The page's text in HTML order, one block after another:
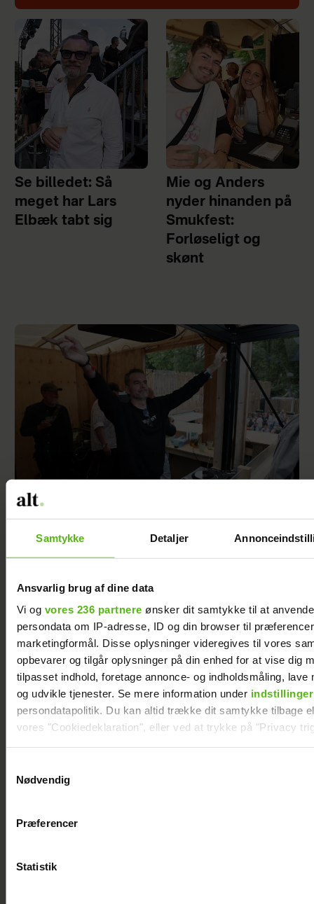
Samtykke Detaljer
Ansvarlig brug af dine data
Vi og vores 236 partnere ønsker dit samtykke til at
persondata om IP-adresse, ID og din browser til
marketingformål. Disse oplysninger videregives til vores
opbevarer og tilgår oplysninger på din enhed for at vise dig
tilpasset indhold, foretage annonce- og indholdsmåling, lave
og udvikle tjenester. Se mere information under indstillinger
persondatapolitik. Du kan altid trække dit samtykke tilbage
vores "Cookiedeklaration", eller ved at trykke på "Privacy
Vi anvender egne cookies og cookies fra tredjeparter til at
generere statistik og huske dine præferencer samt til brug
Nødvendig
Præferencer
Statistik
Se billedet: Så
meget har Lars
Elbæk tabt sig
Mie og Anders
nyder hinanden på
Smukfest:
Forløseligt og
skønt
Smukfest
familieforøgelse